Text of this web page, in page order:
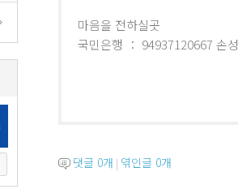
마음을 전하실곳
국민은행 ： 94937120667 손
댓글 0개 | 엮인글 0개